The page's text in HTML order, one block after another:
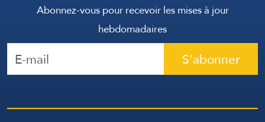
Abonnez-vous pour recevoir les mises à jour
hebdomadaires
S'abonner